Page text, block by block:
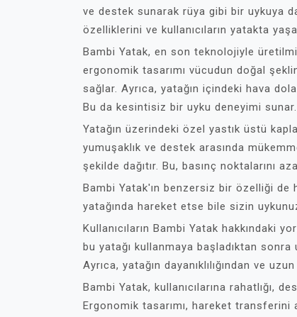
ve destek sunarak rüya gibi bir uykuya
özelliklerini ve kullanıcıların yatakta
Bambi Yatak, en son teknolojiyle
ergonomik tasarımı vücudun doğal
sağlar. Ayrıca, yatağın içindeki hava
Bu da kesintisiz bir uyku deneyimi sunar.
Yatağın üzerindeki özel yastık üstü
yumuşaklık ve destek arasında
şekilde dağıtır. Bu, basınç noktalarını
Bambi Yatak'ın benzersiz bir özelliği
yatağında hareket etse bile sizin
Kullanıcıların Bambi Yatak hakkındaki
bu yatağı kullanmaya başladıktan
Ayrıca, yatağın dayanıklılığından ve
Bambi Yatak, kullanıcılarına rahatlığı,
Ergonomik tasarımı, hareket